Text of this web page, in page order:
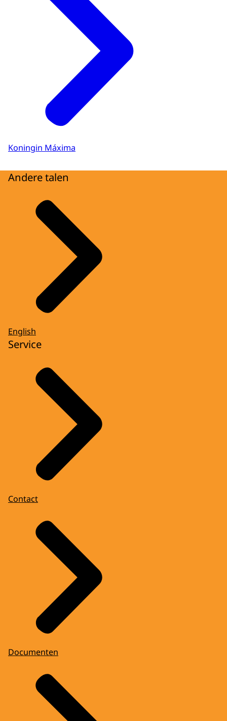
Koningin Máxima
Andere talen
English
Service
Contact
Documenten